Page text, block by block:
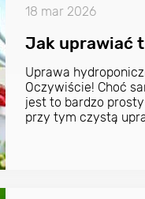
18 mar 2026
Jak uprawiać
Uprawa
Oczywiście! Choć
jest to bardzo
przy tym czystą